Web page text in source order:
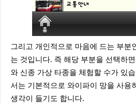
그리고 개인적으로 마음에 드는 부분
는 것입니다. 즉 해당 부분을 선택하
와 신종 가상 타종을 체험할 수가 있
서는 기본적으로 와이파이 망을 사용
생각이 들기도 합니다.